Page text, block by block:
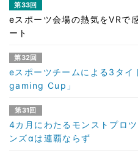
第33回
eスポーツ会場の熱気をVRで
ート
第32回
eスポーツチームによる3タイ
gaming Cup」
第31回
4カ月にわたるモンストプロ
ンズαは連覇ならず